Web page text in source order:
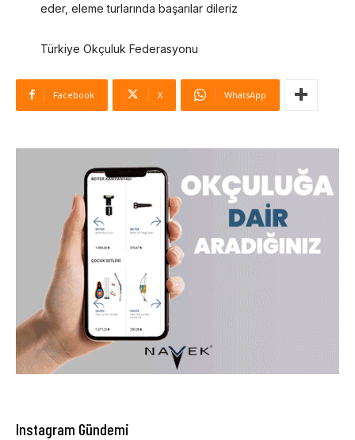
eder, eleme turlarında başarılar dileriz
Türkiye Okçuluk Federasyonu
Facebook X WhatsApp
Instagram Gündemi